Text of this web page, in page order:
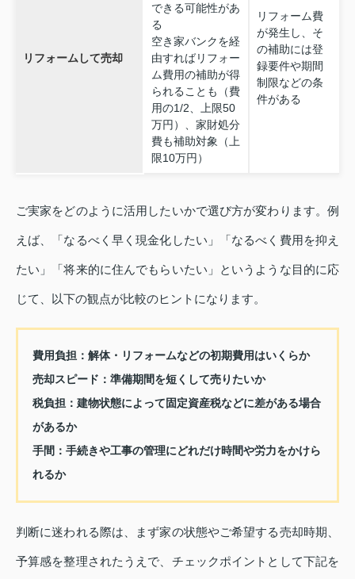
リフォームして売却
できる可能性があ
る
空き家バンクを経
由すればリフォー
ム費用の補助が得
られることも（費
用の1/2、上限50
万円）、家財処分
費も補助対象（上
限10万円）
リフォーム費
が発生し、そ
の補助には登
録要件や期間
制限などの条
件がある
ご実家をどのように活用したいかで選び方が変わります。例
えば、「なるべく早く現金化したい」「なるべく費用を抑え
たい」「将来的に住んでもらいたい」というような目的に応
じて、以下の観点が比較のヒントになります。
費用負担：解体・リフォームなどの初期費用はいくらか
売却スピード：準備期間を短くして売りたいか
税負担：建物状態によって固定資産税などに差がある場合
があるか
手間：手続きや工事の管理にどれだけ時間や労力をかけら
れるか
判断に迷われる際は、まず家の状態やご希望する売却時期、
予算感を整理されたうえで、チェックポイントとして下記を